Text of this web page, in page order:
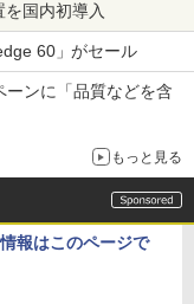
国内初導入
60」がセール
ンに「品質などを含
もっと見る
報はこのページで